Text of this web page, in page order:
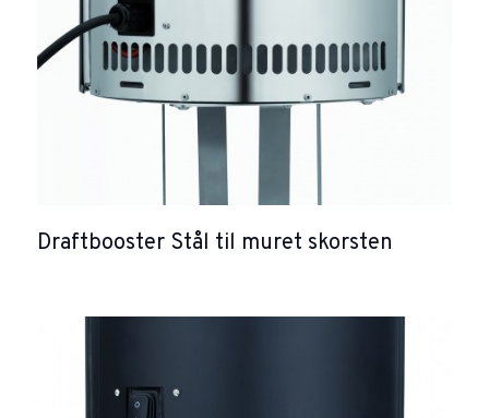
Draftbooster Stål til muret skorsten